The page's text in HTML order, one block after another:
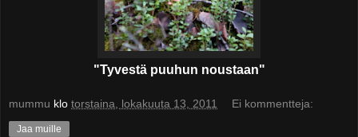
"Tyvestä puuhun noustaan"
mummu klo torstaina, lokakuuta 13, 2011 Ei kommentteja:
Jaa muille